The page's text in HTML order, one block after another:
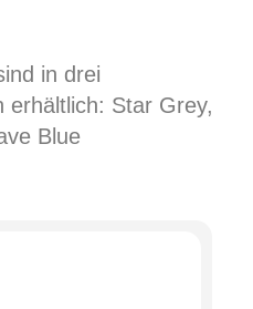
in drei
erhältlich: Star Grey,
Blue